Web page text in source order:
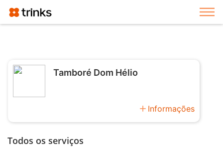
Tamboré Dom Hélio
add Informações
Todos os serviços